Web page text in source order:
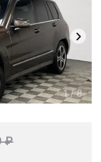
1/8
₽